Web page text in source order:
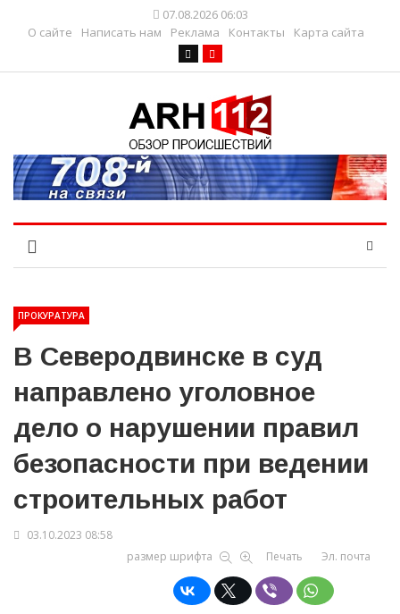
07.08.2026 06:03
О сайте
Написать нам Реклама Контакты Карта сайта
ПРОКУРАТУРА
В Северодвинске в суд
направлено уголовное
дело о нарушении правил
безопасности при ведении
строительных работ
03.10.2023 08:58
размер шрифта
Печать Эл. почта